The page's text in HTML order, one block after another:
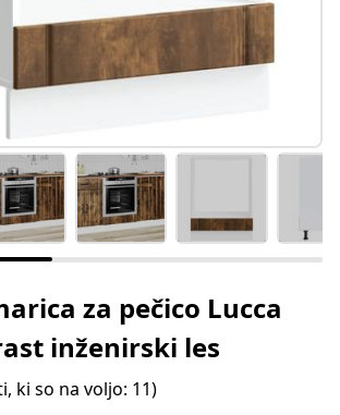
za pečico Lucca
inženirski les
ki so na voljo: 11)